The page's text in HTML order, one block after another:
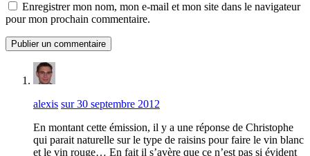
Enregistrer mon nom, mon e-mail et mon site dans le navigateur
pour mon prochain commentaire.
alexis sur 30 septembre 2012
En montant cette émission, il y a une réponse de Christophe
qui parait naturelle sur le type de raisins pour faire le vin blanc
et le vin rouge… En fait il s’avère que ce n’est pas si évident